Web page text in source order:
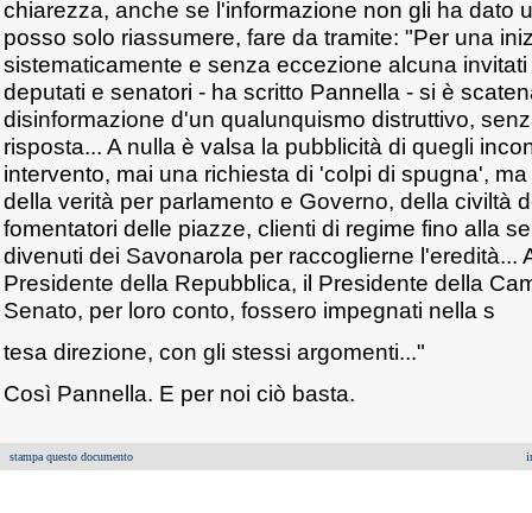
chiarezza, anche se l'informazione non gli ha dato
posso solo riassumere, fare da tramite: "Per una
sistematicamente e senza eccezione alcuna
deputati e senatori - ha scritto Pannella - si è
disinformazione d'un qualunquismo distruttivo,
risposta... A nulla è valsa la pubblicità di quegli
intervento, mai una richiesta di 'colpi di spugna',
della verità per parlamento e Governo, della civiltà
fomentatori delle piazze, clienti di regime fino alla
divenuti dei Savonarola per raccoglierne l'eredità...
Presidente della Repubblica, il Presidente della
Senato, per loro conto, fossero impegnati nella s
tesa direzione, con gli stessi argomenti..."
Così Pannella. E per noi ciò basta.
stampa questo documento